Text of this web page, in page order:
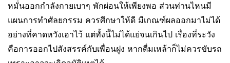
หมั่นออกกำลังกายเบาๆ พักผ่อนให้เพียงพอ ส่วนท่านไหนมี
แผนการทำศัลยกรรม ควรศึกษาให้ดี มีเกณฑ์ผลออกมาไม่ได้
อย่างที่คาดหวังเอาไว้ แต่ทั้งนี้ไม่ได้แย่จนเกินไป เรื่องที่ระวัง
คือการออกไปสังสรรค์กับเพื่อนฝูง หากดื่มเหล้าก็ไม่ควรขับรถ